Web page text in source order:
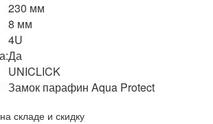
230 мм
8 мм
4U
Да
UNICLICK
Замок парафин Aqua Protect
складе и скидку